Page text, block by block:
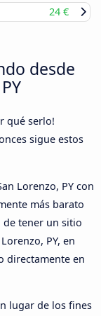
24 €
desde
qué serlo!
sigue estos
Lorenzo, PY con
más barato
de tener un sitio
PY, en
directamente en
lugar de los fines